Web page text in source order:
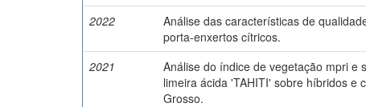
2022
Análise das características de
porta-enxertos cítricos.
2021
Análise do índice de vegetação mpri e
limeira ácida 'TAHITI' sobre híbridos e
Grosso.